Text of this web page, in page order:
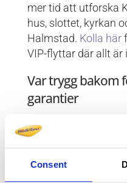
Consent
mer tid att utforska
hus, slottet, kyrkan
Halmstad. Kolla här
VIP-flyttar där allt är
Var trygg bakom
garantier
När du väl går och
stadskärnan så kan
stadsplaneringen
brann nämligen